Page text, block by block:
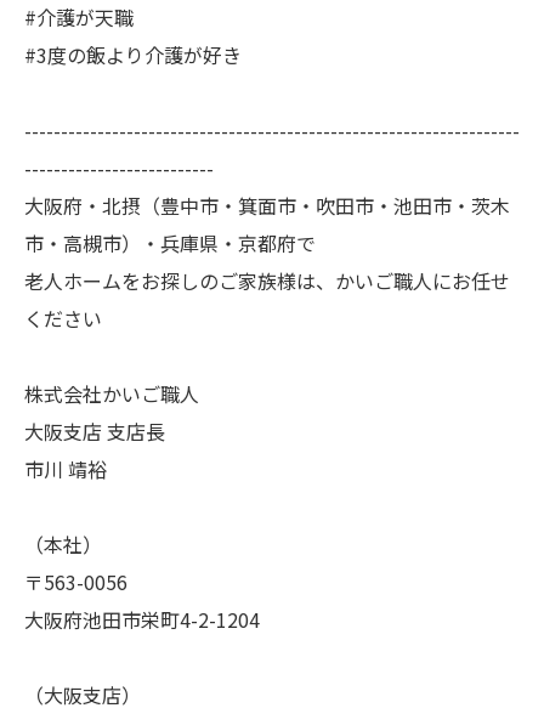
#介護が天職
#3度の飯より介護が好き
--------------------------------------------------------------------
--------------------------
大阪府・北摂（豊中市・箕面市・吹田市・池田市・茨木
市・高槻市）・兵庫県・京都府で
老人ホームをお探しのご家族様は、かいご職人にお任せ
ください
株式会社かいご職人
大阪支店 支店長
市川 靖裕
（本社）
〒563-0056
大阪府池田市栄町4-2-1204
（大阪支店）